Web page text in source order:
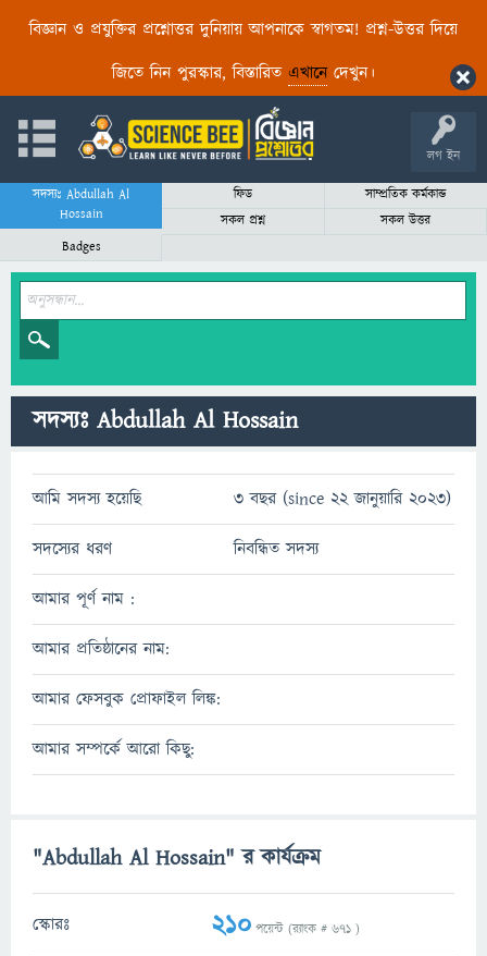
বিজ্ঞান ও প্রযুক্তির প্রশ্নোত্তর দুনিয়ায় আপনাকে স্বাগতম! প্রশ্ন-উত্তর দিয়ে
জিতে নিন পুরস্কার, বিস্তারিত এখানেদেখুন।
লগ ইন
সদস্যঃ Abdullah Al
Hossain
ফিড
সাম্প্রতিক কর্মকান্ড
সকল প্রশ্ন
সকল উত্তর
Badges
সদস্যঃ Abdullah Al Hossain
আমি সদস্য হয়েছি 3 বছর (since 22 জানুয়ারি 2023)
সদস্যের ধরণ নিবন্ধিত সদস্য
আমার পূর্ণ নাম :
আমার প্রতিষ্ঠানের নাম:
আমার ফেসবুক প্রোফাইল লিঙ্ক:
আমার সম্পর্কে আরো কিছু:
"Abdullah Al Hossain" র কার্যক্রম
স্কোরঃ 210 পয়েন্ট (র‌্যাংক # 671 )